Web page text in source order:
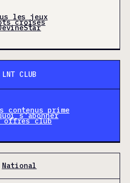
les jeux
croisés
LNT CLUB
contenus prime
s'abonner
offres club
National